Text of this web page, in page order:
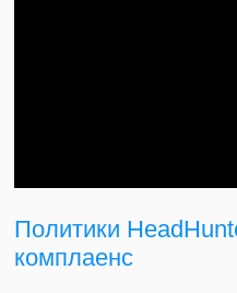
Политики
комплаенс